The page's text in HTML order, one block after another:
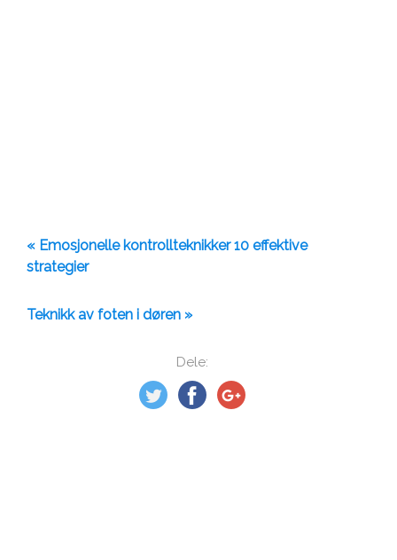
Dele:
« Emosjonelle kontrollteknikker 10 effektive
strategier
Teknikk av foten i døren »